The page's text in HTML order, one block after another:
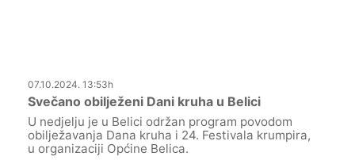
07.10.2024. 13:53h
Svečano obilježeni Dani kruha u Belici
U nedjelju je u Belici održan program povodom
obilježavanja Dana kruha i 24. Festivala krumpira,
u organizaciji Općine Belica.